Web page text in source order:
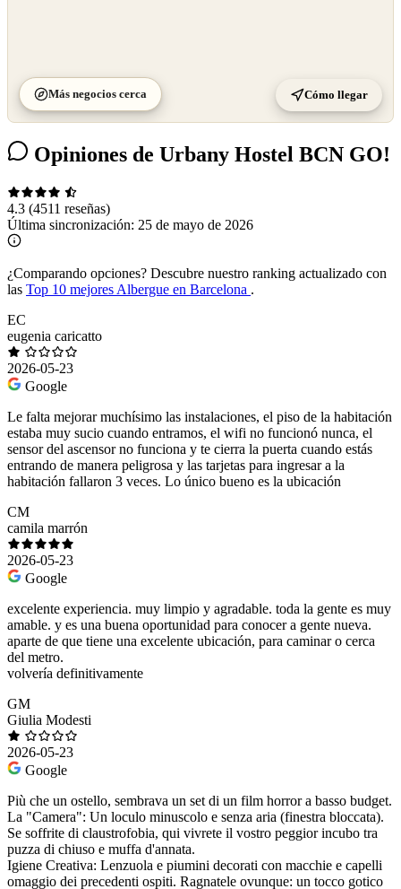
Más negocios cerca Cómo llegar
Opiniones de Urbany Hostel BCN GO!
4.3 (4511 reseñas)
Última sincronización: 25 de mayo de 2026
¿Comparando opciones? Descubre nuestro ranking actualizado con
las Top 10 mejores Albergue en Barcelona .
EC
eugenia caricatto
2026-05-23
Google
Le falta mejorar muchísimo las instalaciones, el piso de la habitación
estaba muy sucio cuando entramos, el wifi no funcionó nunca, el
sensor del ascensor no funciona y te cierra la puerta cuando estás
entrando de manera peligrosa y las tarjetas para ingresar a la
habitación fallaron 3 veces. Lo único bueno es la ubicación
CM
camila marrón
2026-05-23
Google
excelente experiencia. muy limpio y agradable. toda la gente es muy
amable. y es una buena oportunidad para conocer a gente nueva.
aparte de que tiene una excelente ubicación, para caminar o cerca
del metro.
volvería definitivamente
GM
Giulia Modesti
2026-05-23
Google
Più che un ostello, sembrava un set di un film horror a basso budget.
​La "Camera": Un loculo minuscolo e senza aria (finestra bloccata).
Se soffrite di claustrofobia, qui vivrete il vostro peggior incubo tra
puzza di chiuso e muffa d'annata.
​Igiene Creativa: Lenzuola e piumini decorati con macchie e capelli
omaggio dei precedenti ospiti. Ragnatele ovunque: un tocco gotico